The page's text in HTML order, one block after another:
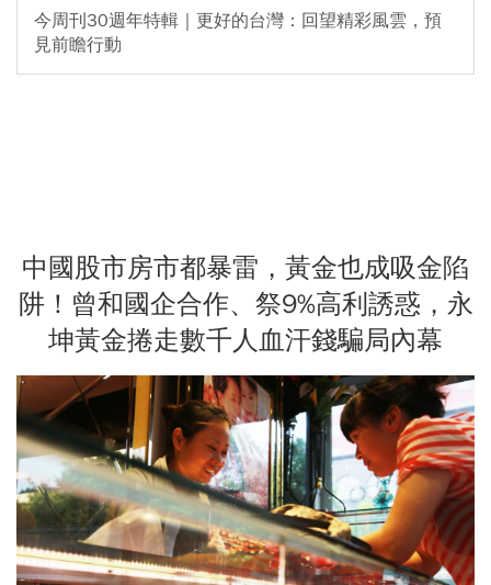
今周刊30週年特輯｜更好的台灣：回望精彩風雲，預
見前瞻行動
中國股市房市都暴雷，黃金也成吸金陷
阱！曾和國企合作、祭9%高利誘惑，永
坤黃金捲走數千人血汗錢騙局內幕